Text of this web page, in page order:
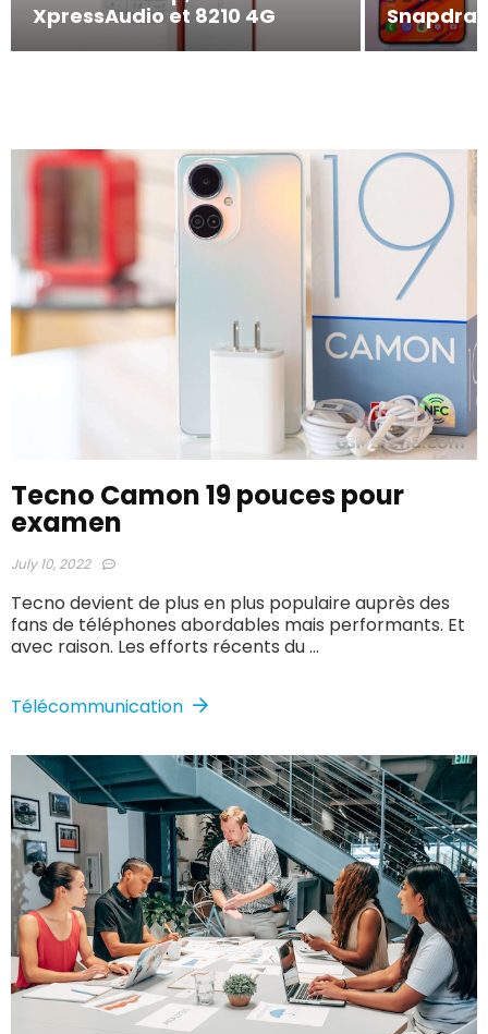
XpressAudio et 8210 4G
Tecno Camon 19 pouces pour
examen
July 10, 2022
Tecno devient de plus en plus populaire auprès des
fans de téléphones abordables mais performants. Et
avec raison. Les efforts récents du ...
Télécommunication